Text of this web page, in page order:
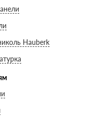
Hauberk